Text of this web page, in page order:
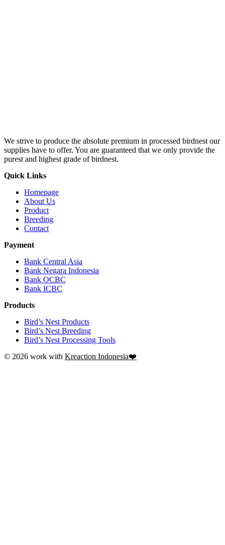
We strive to produce the absolute premium in processed birdnest our
supplies have to offer. You are guaranteed that we only provide the
purest and highest grade of birdnest.
Quick Links
Homepage
About Us
Product
Breeding
Contact
Payment
Bank Central Asia
Bank Negara Indonesia
Bank OCBC
Bank ICBC
Products
Bird’s Nest Products
Bird’s Nest Breeding
Bird’s Nest Processing Tools
© 2026 work with Kreaction Indonesia❤️